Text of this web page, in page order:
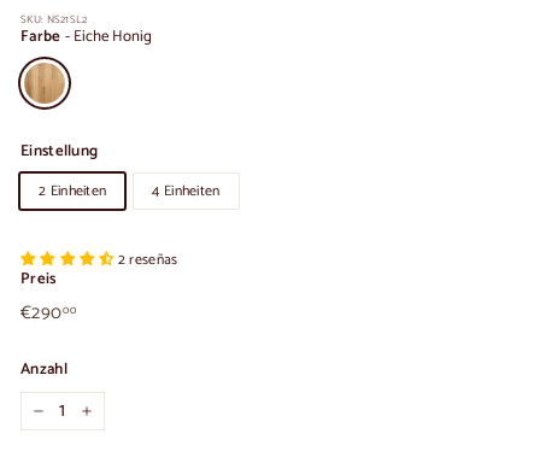
SKU: NS21SL2
Farbe-Eiche Honig
Einstellung
2 Einheiten 4 Einheiten
2 reseñas
Preis
Üblicher
Preis
€29000€290,00
Anzahl
+